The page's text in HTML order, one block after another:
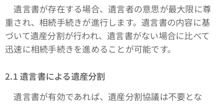
遺言書が存在する場合、遺言者の意思が最大限に尊
重され、相続手続きが進行します。遺言書の内容に基
づいて遺産分割が行われ、遺言書がない場合に比べて
迅速に相続手続きを進めることが可能です。
2.1 遺言書による遺産分割
遺言書が有効であれば、遺産分割協議は不要とな